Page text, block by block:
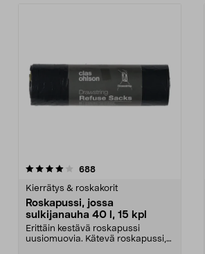
688arvostelut
Kierrätys & roskakorit
Roskapussi, jossa
sulkijanauha 40 l, 15 kpl
Erittäin kestävä roskapussi
uusiomuovia. Kätevä roskapussi,
3.5 viidestä